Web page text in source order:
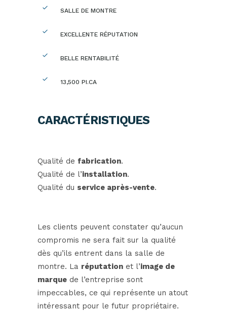
SALLE DE MONTRE
EXCELLENTE RÉPUTATION
BELLE RENTABILITÉ
13,500 PI.CA
CARACTÉRISTIQUES
Qualité de fabrication.
Qualité de l’installation.
Qualité du service après-vente.
Les clients peuvent constater qu’aucun
compromis ne sera fait sur la qualité
dès qu’ils entrent dans la salle de
montre. La réputation et l’image de
marque de l’entreprise sont
impeccables, ce qui représente un atout
intéressant pour le futur propriétaire.